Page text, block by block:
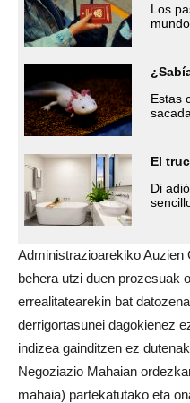
Los
Estas
El
Di
Administrazioarekiko Auzien
behera utzi duen prozesuak
errealitatearekin bat
derrigortasunei dagokienez
indizea gainditzen ez
Negoziazio Mahaian
mahaia) partekatutako eta